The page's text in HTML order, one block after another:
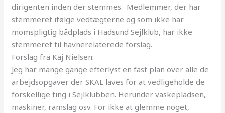
dirigenten inden der stemmes. Medlemmer, der har
stemmeret ifølge vedtægterne og som ikke har
momspligtig bådplads i Hadsund Sejlklub, har ikke
stemmeret til havnerelaterede forslag.
Forslag fra Kaj Nielsen:
Jeg har mange gange efterlyst en fast plan over alle de
arbejdsopgaver der SKAL laves for at vedligeholde de
forskellige ting i Sejlklubben. Herunder vaskepladsen,
maskiner, ramslag osv. For ikke at glemme noget,